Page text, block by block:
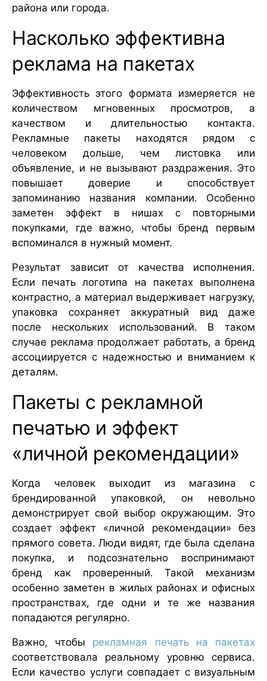
района или города.
Насколько эффективна
реклама на пакетах
Эффективность этого формата измеряется не
количеством мгновенных просмотров, а
качеством и длительностью контакта.
Рекламные пакеты находятся рядом с
человеком дольше, чем листовка или
объявление, и не вызывают раздражения. Это
повышает доверие и способствует
запоминанию названия компании. Особенно
заметен эффект в нишах с повторными
покупками, где важно, чтобы бренд первым
вспоминался в нужный момент.
Результат зависит от качества исполнения.
Если печать логотипа на пакетах выполнена
контрастно, а материал выдерживает нагрузку,
упаковка сохраняет аккуратный вид даже
после нескольких использований. В таком
случае реклама продолжает работать, а бренд
ассоциируется с надежностью и вниманием к
деталям.
Пакеты с рекламной
печатью и эффект
«личной рекомендации»
Когда человек выходит из магазина с
брендированной упаковкой, он невольно
демонстрирует свой выбор окружающим. Это
создает эффект «личной рекомендации» без
прямого совета. Люди видят, где была сделана
покупка, и подсознательно воспринимают
бренд как проверенный. Такой механизм
особенно заметен в жилых районах и офисных
пространствах, где одни и те же названия
попадаются регулярно.
Важно, чтобы рекламная печать на пакетах
соответствовала реальному уровню сервиса.
Если качество услуги совпадает с визуальным